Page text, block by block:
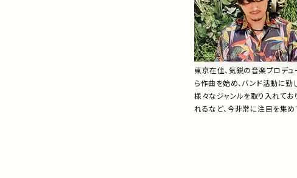
東京在住、気鋭の音楽プロデ
ら作曲を始め、バンド活動に勤
様々なジャンルを取り入れて
れるなど、今非常に注目を集め